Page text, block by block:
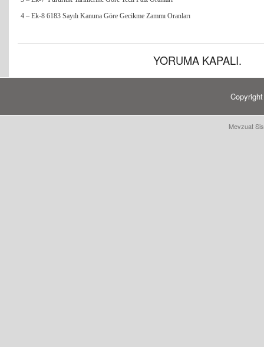
4 – Ek-8 6183 Sayılı Kanuna Göre Gecikme Zammı Oranları
YORUMA KAPALI.
Mevzuat